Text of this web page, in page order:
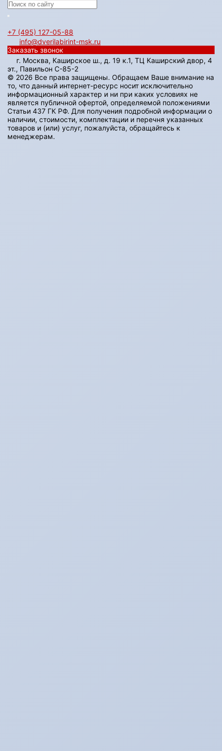
+7 (495) 127-05-88‬
info@dverilabirint-msk.ru
Заказать звонок
г. Москва, Каширское ш., д. 19 к.1, ТЦ Каширский двор, 4
эт., Павильон C-85-2
© 2026 Все права защищены. Обращаем Ваше внимание на
то, что данный интернет-ресурс носит исключительно
информационный характер и ни при каких условиях не
является публичной офертой, определяемой положениями
Статьи 437 ГК РФ. Для получения подробной информации о
наличии, стоимости, комплектации и перечня указанных
товаров и (или) услуг, пожалуйста, обращайтесь к
менеджерам.